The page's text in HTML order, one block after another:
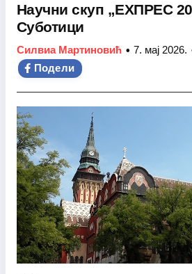
Научни скуп „ЕXПРЕС
Суботици
Силвиа Мартиновић • 7. мај 2026.
Подели